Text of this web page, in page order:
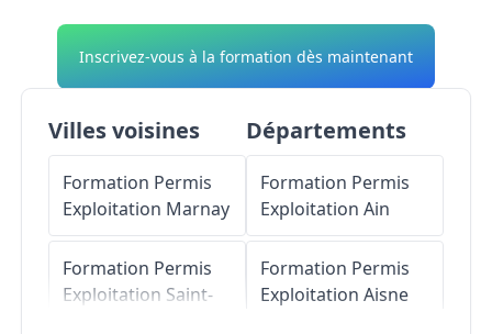
Inscrivez-vous à la formation dès maintenant
Villes voisines
Formation Permis
Exploitation Marnay
Formation Permis
Exploitation Saint-
Départements
Formation Permis
Exploitation Ain
Formation Permis
Exploitation Aisne